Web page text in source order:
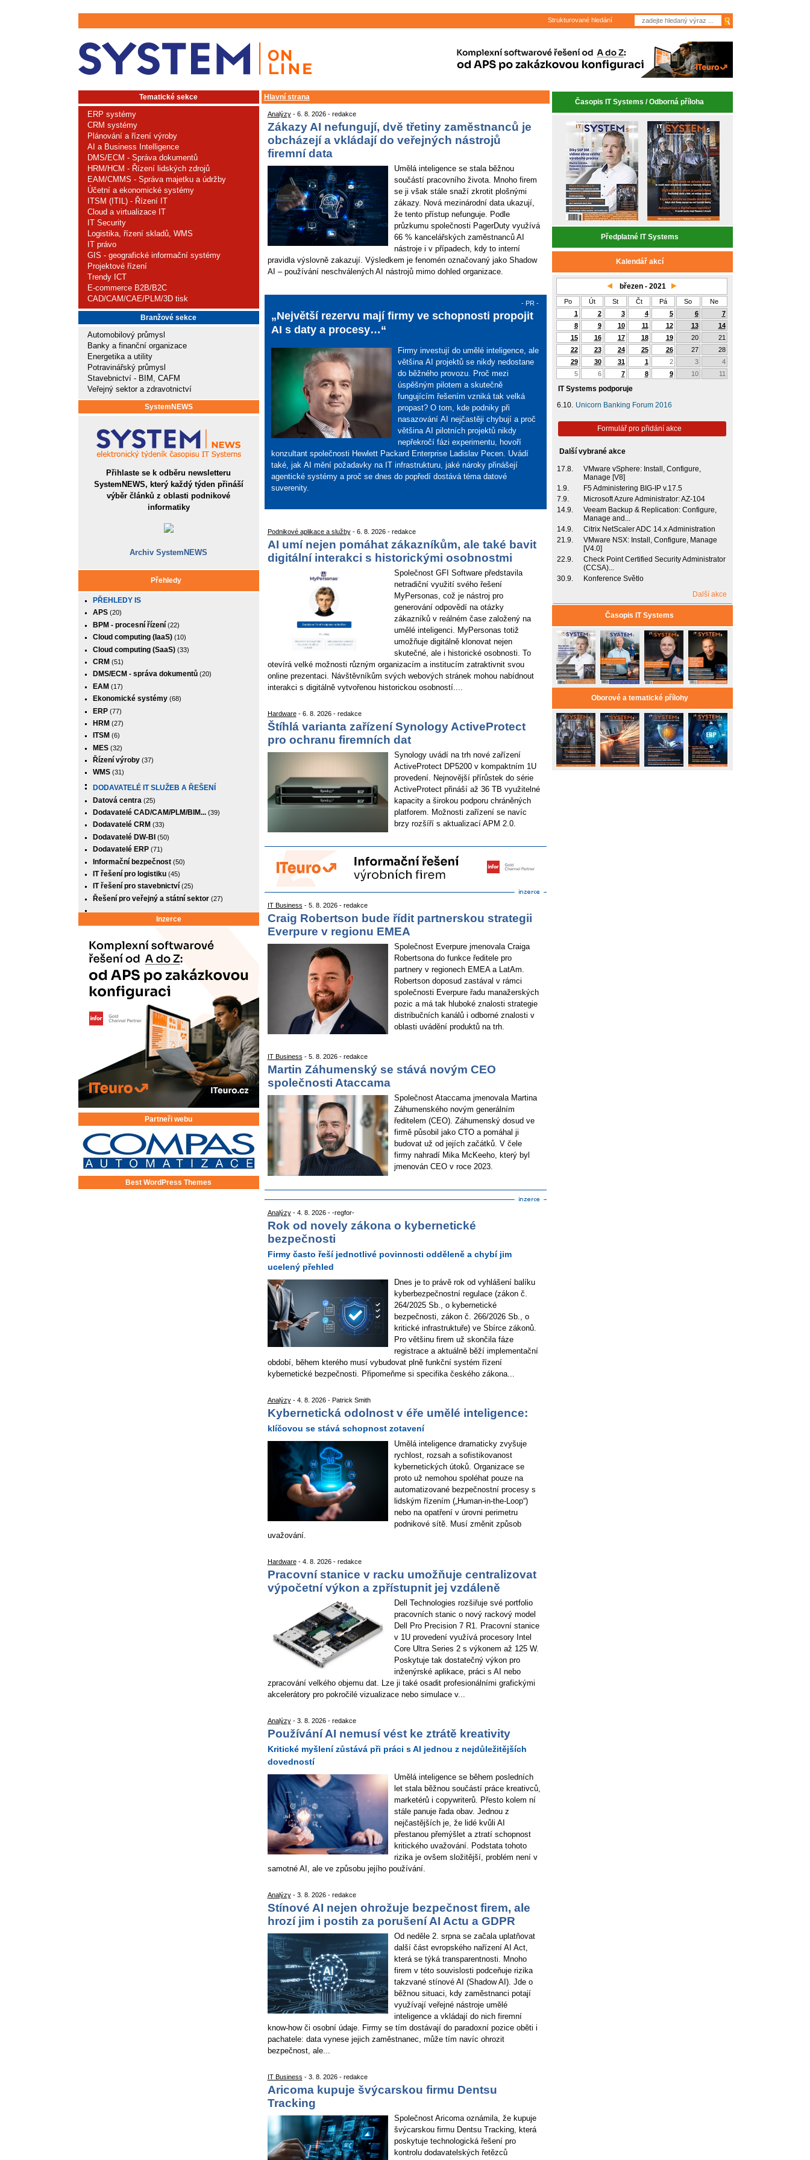
Strukturované hledání
Tematické sekce
ERP systémy
CRM systémy
Plánování a řízení výroby
AI a Business Intelligence
DMS/ECM - Správa dokumentů
HRM/HCM - Řízení lidských zdrojů
EAM/CMMS - Správa majetku a údržby
Účetní a ekonomické systémy
ITSM (ITIL) - Řízení IT
Cloud a virtualizace IT
IT Security
Logistika, řízení skladů, WMS
IT právo
GIS - geografické informační systémy
Projektové řízení
Trendy ICT
E-commerce B2B/B2C
CAD/CAM/CAE/PLM/3D tisk
Branžové sekce
Automobilový průmysl
Banky a finanční organizace
Energetika a utility
Potravinářský průmysl
Stavebnictví - BIM, CAFM
Veřejný sektor a zdravotnictví
SystemNEWS
Přihlaste se k odběru newsletteru
SystemNEWS, který každý týden přináší
výběr článků z oblasti podnikové
informatiky
Archiv SystemNEWS
Přehledy
PŘEHLEDY IS
APS(20)
BPM - procesní řízení(22)
Cloud computing (IaaS)(10)
Cloud computing (SaaS)(33)
CRM (51)
DMS/ECM - správa dokumentů(20)
EAM (17)
Ekonomické systémy(68)
ERP(77)
HRM (27)
ITSM (6)
MES(32)
Řízení výroby(37)
WMS(31)
DODAVATELÉ IT SLUŽEB A ŘEŠENÍ
Datová centra (25)
Dodavatelé CAD/CAM/PLM/BIM...(39)
Dodavatelé CRM (33)
Dodavatelé DW-BI (50)
Dodavatelé ERP(71)
Informační bezpečnost(50)
IT řešení pro logistiku(45)
IT řešení pro stavebnictví(25)
Řešení pro veřejný a státní sektor(27)
Inzerce
Partneři webu
Best WordPress Themes
Hlavní strana
Analýzy- 6. 8. 2026 - redakce
Zákazy AI nefungují, dvě třetiny zaměstnanců je
obcházejí a vkládají do veřejných nástrojů
firemní data
Umělá inteligence se stala běžnou
součástí pracovního života. Mnoho firem
se ji však stále snaží zkrotit plošnými
zákazy. Nová mezinárodní data ukazují,
že tento přístup nefunguje. Podle
průzkumu společnosti PagerDuty využívá
66 % kancelářských zaměstnanců AI
nástroje i v případech, kdy to interní
pravidla výslovně zakazují. Výsledkem je fenomén označovaný jako Shadow
AI – používání neschválených AI nástrojů mimo dohled organizace.
- PR -
„Největší rezervu mají firmy ve schopnosti propojit
AI s daty a procesy…“
Firmy investují do umělé inteligence, ale
většina AI projektů se nikdy nedostane
do běžného provozu. Proč mezi
úspěšným pilotem a skutečně
fungujícím řešením vzniká tak velká
propast? O tom, kde podniky při
nasazování AI nejčastěji chybují a proč
většina AI pilotních projektů nikdy
nepřekročí fázi experimentu, hovoří
konzultant společnosti Hewlett Packard Enterprise Ladislav Pecen. Uvádí
také, jak AI mění požadavky na IT infrastrukturu, jaké nároky přinášejí
agentické systémy a proč se dnes do popředí dostává téma datové
suverenity.
Podnikové aplikace a služby- 6. 8. 2026 - redakce
AI umí nejen pomáhat zákazníkům, ale také bavit
digitální interakci s historickými osobnostmi
Společnost GFI Software představila
netradiční využití svého řešení
MyPersonas, což je nástroj pro
generování odpovědí na otázky
zákazníků v reálném čase založený na
umělé inteligenci. MyPersonas totiž
umožňuje digitálně klonovat nejen
skutečné, ale i historické osobnosti. To
otevírá velké možnosti různým organizacím a institucím zatraktivnit svou
online prezentaci. Návštěvníkům svých webových stránek mohou nabídnout
interakci s digitálně vytvořenou historickou osobností....
Hardware- 6. 8. 2026 - redakce
Štíhlá varianta zařízení Synology ActiveProtect
pro ochranu firemních dat
Synology uvádí na trh nové zařízení
ActiveProtect DP5200 v kompaktním 1U
provedení. Nejnovější přírůstek do série
ActiveProtect přináší až 36 TB využitelné
kapacity a širokou podporu chráněných
platforem. Možnosti zařízení se navíc
brzy rozšíří s aktualizací APM 2.0.
IT Business - 5. 8. 2026 - redakce
Craig Robertson bude řídit partnerskou strategii
Everpure v regionu EMEA
Společnost Everpure jmenovala Craiga
Robertsona do funkce ředitele pro
partnery v regionech EMEA a LatAm.
Robertson doposud zastával v rámci
společnosti Everpure řadu manažerských
pozic a má tak hluboké znalosti strategie
distribučních kanálů i odborné znalosti v
oblasti uvádění produktů na trh.
IT Business - 5. 8. 2026 - redakce
Martin Záhumenský se stává novým CEO
společnosti Ataccama
Společnost Ataccama jmenovala Martina
Záhumenského novým generálním
ředitelem (CEO). Záhumenský dosud ve
firmě působil jako CTO a pomáhal ji
budovat už od jejích začátků. V čele
firmy nahradí Mika McKeeho, který byl
jmenován CEO v roce 2023.
Analýzy- 4. 8. 2026 - -regfor-
Rok od novely zákona o kybernetické
bezpečnosti
Firmy často řeší jednotlivé povinnosti odděleně a chybí jim
ucelený přehled
Dnes je to právě rok od vyhlášení balíku
kyberbezpečnostní regulace (zákon č.
264/2025 Sb., o kybernetické
bezpečnosti, zákon č. 266/2026 Sb., o
kritické infrastruktuře) ve Sbírce zákonů.
Pro většinu firem už skončila fáze
registrace a aktuálně běží implementační
období, během kterého musí vybudovat plně funkční systém řízení
kybernetické bezpečnosti. Připomeňme si specifika českého zákona...
Analýzy- 4. 8. 2026 - Patrick Smith
Kybernetická odolnost v éře umělé inteligence:
klíčovou se stává schopnost zotavení
Umělá inteligence dramaticky zvyšuje
rychlost, rozsah a sofistikovanost
kybernetických útoků. Organizace se
proto už nemohou spoléhat pouze na
automatizované bezpečnostní procesy s
lidským řízením („Human-in-the-Loop“)
nebo na opatření v úrovni perimetru
podnikové sítě. Musí změnit způsob
uvažování.
Hardware- 4. 8. 2026 - redakce
Pracovní stanice v racku umožňuje centralizovat
výpočetní výkon a zpřístupnit jej vzdáleně
Dell Technologies rozšiřuje své portfolio
pracovních stanic o nový rackový model
Dell Pro Precision 7 R1. Pracovní stanice
v 1U provedení využívá procesory Intel
Core Ultra Series 2 s výkonem až 125 W.
Poskytuje tak dostatečný výkon pro
inženýrské aplikace, práci s AI nebo
zpracování velkého objemu dat. Lze ji také osadit profesionálními grafickými
akcelerátory pro pokročilé vizualizace nebo simulace v...
Analýzy- 3. 8. 2026 - redakce
Používání AI nemusí vést ke ztrátě kreativity
Kritické myšlení zůstává při práci s AI jednou z nejdůležitějších
dovedností
Umělá inteligence se během posledních
let stala běžnou součástí práce kreativců,
marketérů i copywriterů. Přesto kolem ní
stále panuje řada obav. Jednou z
nejčastějších je, že lidé kvůli AI
přestanou přemýšlet a ztratí schopnost
kritického uvažování. Podstata tohoto
rizika je ovšem složitější, problém není v
samotné AI, ale ve způsobu jejího používání.
Analýzy- 3. 8. 2026 - redakce
Stínové AI nejen ohrožuje bezpečnost firem, ale
hrozí jim i postih za porušení AI Actu a GDPR
Od neděle 2. srpna se začala uplatňovat
další část evropského nařízení AI Act,
která se týká transparentnosti. Mnoho
firem v této souvislosti podceňuje rizika
takzvané stínové AI (Shadow AI). Jde o
běžnou situaci, kdy zaměstnanci potají
využívají veřejné nástroje umělé
inteligence a vkládají do nich firemní
know-how či osobní údaje. Firmy se tím dostávají do paradoxní pozice oběti i
pachatele: data vynese jejich zaměstnanec, může tím navíc ohrozit
bezpečnost, ale...
IT Business - 3. 8. 2026 - redakce
Aricoma kupuje švýcarskou firmu Dentsu
Tracking
Společnost Aricoma oznámila, že kupuje
švýcarskou firmu Dentsu Tracking, která
poskytuje technologická řešení pro
kontrolu dodavatelských řetězců
Časopis IT Systems / Odborná příloha
Předplatné IT Systems
Kalendář akcí
březen - 2021
Po Út St Čt Pá So
Ne
1
2 3 4 5 6
7
8
9 10 11 12 13
14
15
16 17 18 19 20
21
22
23 24 25 26 27
28
29
30 31 1 2 3
4
5
6 7 8 9 10 11
IT Systems podporuje
6.10. Unicorn Banking Forum 2016
Formulář pro přidání akce
Další vybrané akce
17.8.
VMware vSphere: Install, Configure,
Manage [V8]
1.9.
F5 Administering BIG-IP v.17.5
7.9.
Microsoft Azure Administrator: AZ-104
14.9.
Veeam Backup & Replication: Configure,
Manage and...
14.9.
Citrix NetScaler ADC 14.x Administration
21.9.
VMware NSX: Install, Configure, Manage
[V4.0]
22.9.
Check Point Certified Security Administrator
(CCSA)...
30.9.
Konference Světlo
Další akce
Časopis IT Systems
Oborové a tematické přílohy